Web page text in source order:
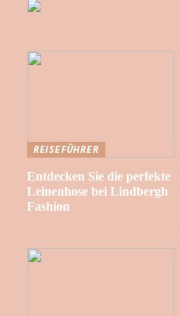
REISEFÜHRER
Entdecken Sie die perfekte
Leinenhose bei Lindbergh
Fashion